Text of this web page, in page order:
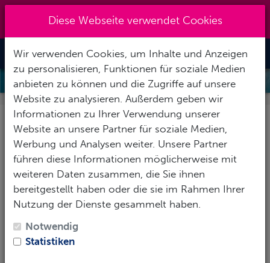
info@tauchzentrale.de
Toggle
MIETAUSRÜSTUNG
Vermietung von
Tauchausrüstung
Du möchtest tauchen, besitzt aber
noch keine eigene Ausrüstung.
Wir bieten Dir selbstverständlich die Möglichkeit,
Diese Webseite verwendet Cookies
Wir verwenden Cookies, um Inhalte und Anzeigen
zu personalisieren, Funktionen für soziale Medien
anbieten zu können und die Zugriffe auf unsere
Website zu analysieren. Außerdem geben wir
Informationen zu Ihrer Verwendung unserer
Website an unsere Partner für soziale Medien,
Werbung und Analysen weiter. Unsere Partner
führen diese Informationen möglicherweise mit
weiteren Daten zusammen, die Sie ihnen
bereitgestellt haben oder die sie im Rahmen Ihrer
Nutzung der Dienste gesammelt haben.
Notwendig
Statistiken